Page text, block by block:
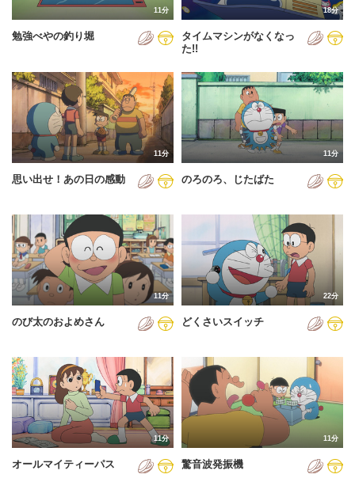
あいうえお順(降順)
動画が長い順
動画が短い順
2007年
2008年
2011年
2012年
2013年
2014年
2015年
2016年
2017年
2019年
2020年
2021年
2022年
11分
勉強べやの釣り堀
18分
タイムマシンがなくなっ
た!!
11分
思い出せ！あの日の感動
11分
のろのろ、じたばた
11分
のび太のおよめさん
22分
どくさいスイッチ
11分
オールマイティーパス
11分
驚音波発振機